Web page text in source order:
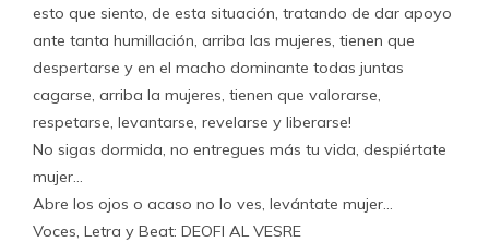
esto que siento, de esta situación, tratando de dar apoyo
ante tanta humillación, arriba las mujeres, tienen que
despertarse y en el macho dominante todas juntas
cagarse, arriba la mujeres, tienen que valorarse,
respetarse, levantarse, revelarse y liberarse!
No sigas dormida, no entregues más tu vida, despiértate
mujer…
Abre los ojos o acaso no lo ves, levántate mujer…
Voces, Letra y Beat: DEOFI AL VESRE